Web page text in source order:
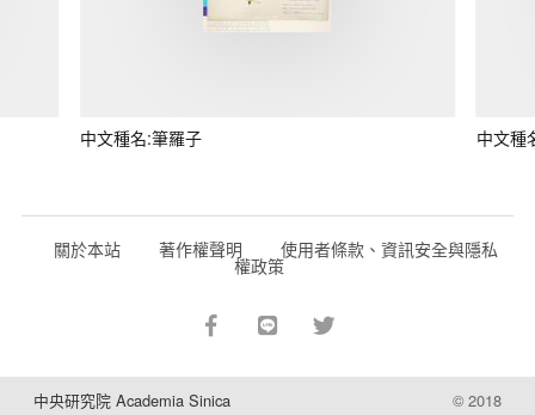
中文種名:筆羅子 中文種
關於本站 著作權聲明 使用者條款、資訊安全與隱私
權政策
中央研究院 Academia Sinica © 2018